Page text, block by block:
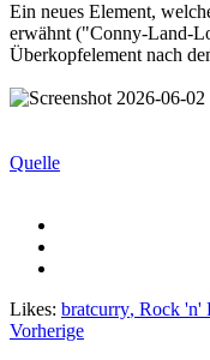
Ein neues Element,
erwähnt ("Conny-Land-
Überkopfelement nach
Quelle
Likes: bratcurry, Rock 'n'
Vorherige